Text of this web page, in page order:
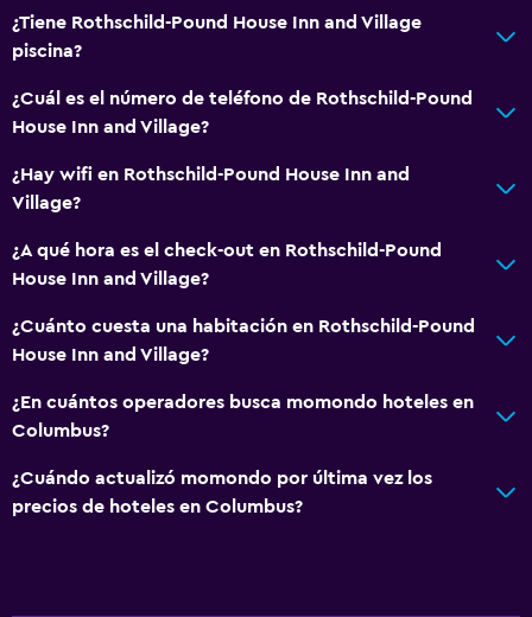
Aire libre
Jardín
Zona de trabajo
Escritorio
Limpieza diaria
¿Tiene Rothschild-Pound House Inn and Village
piscina?
¿Cuál es el número de teléfono de Rothschild-Pound
House Inn and Village?
¿Hay wifi en Rothschild-Pound House Inn and
Village?
¿A qué hora es el check-out en Rothschild-Pound
House Inn and Village?
¿Cuánto cuesta una habitación en Rothschild-Pound
House Inn and Village?
¿En cuántos operadores busca momondo hoteles en
Columbus?
¿Cuándo actualizó momondo por última vez los
precios de hoteles en Columbus?